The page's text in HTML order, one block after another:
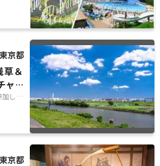
東京都
草＆
ャレ
ッシ
加しや
東京都